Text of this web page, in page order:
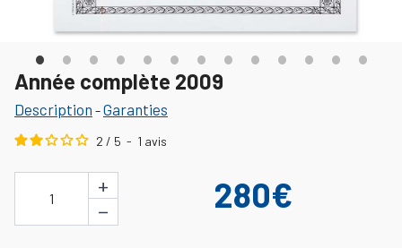
Année complète 2009
Description -Garanties
2 / 5 - 1 avis
1
+
−
280€